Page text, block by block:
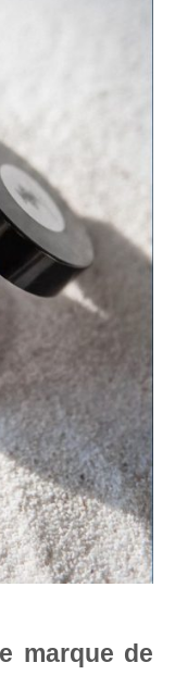
marque de